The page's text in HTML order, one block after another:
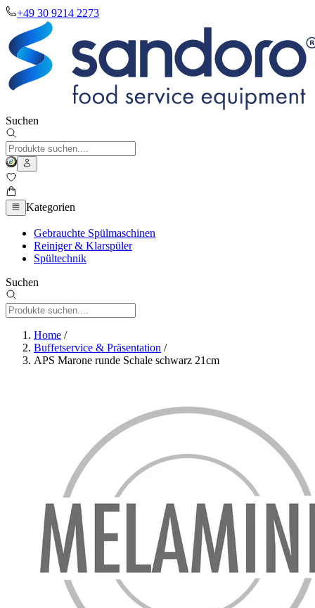
+49 30 9214 2273
Suchen
Kategorien
Gebrauchte Spülmaschinen
Reiniger & Klarspüler
Spültechnik
Suchen
Home /
Buffetservice & Präsentation /
APS Marone runde Schale schwarz 21cm